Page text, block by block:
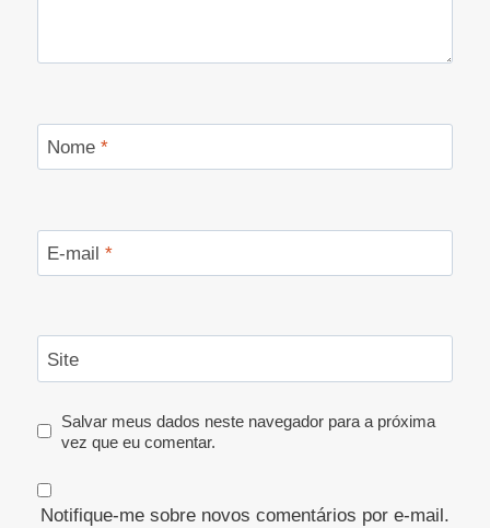
Nome *
E-mail *
Site
Salvar meus dados neste navegador para a próxima
vez que eu comentar.
Notifique-me sobre novos comentários por e-mail.